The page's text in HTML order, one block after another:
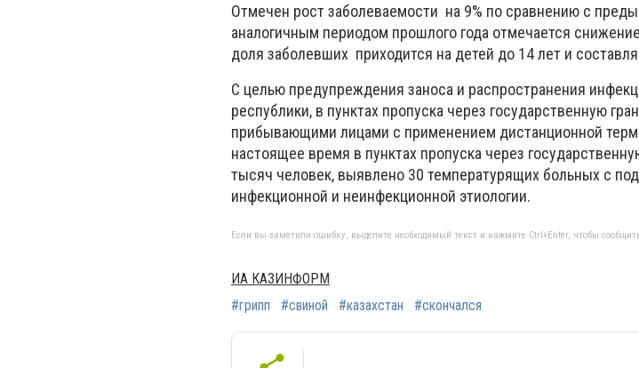
Отмечен рост заболеваемости на 9% по сравнению с
аналогичным периодом прошлого года отмечается
доля заболевших приходится на детей до 14 лет и
С целью предупреждения заноса и распространения
республики, в пунктах пропуска через государственную
прибывающими лицами с применением дистанционной
настоящее время в пунктах пропуска через
тысяч человек, выявлено 30 температурящих больных с
инфекционной и неинфекционной этиологии.
Если вы заметили ошибку, выделите необходимый текст и нажмите Ctrl+Enter, чтобы
ИА КАЗИНФОРМ
#грипп
#свиной #казахстан #скончался